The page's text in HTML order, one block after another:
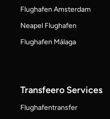
Flughafen Amsterdam
Neapel Flughafen
Flughafen Málaga
Transfeero Services
Flughafentransfer